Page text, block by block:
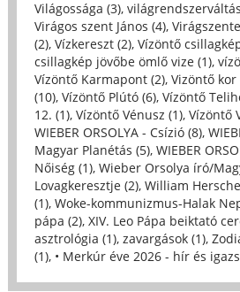
Világossága (3),
Virágos szent János (4),
(2), Vízkereszt (2), Vízöntő
csillagkép jövőbe ömlő vize (1),
Vízöntő Karmapont (2), Vizöntő kor
(10), Vízöntő Plútó (6), Vízöntő
12. (1), Vízöntő Vénusz (1), Vízöntő
WIEBER ORSOLYA - Csízió (8),
Magyar Planétás (5), WIEBER
Nőiség (1), Wieber Orsolya író/
Lovagkeresztje (2), William
(1), Woke-kommunizmus-Halak
pápa (2), XIV. Leo Pápa beiktató
asztrológia (1), zavargások (1),
(1), • Merkúr éve 2026 - hír és